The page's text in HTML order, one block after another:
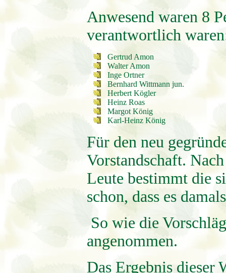
Anwesend waren 8
verantwortlich
Gertrud Amon
Walter Amon
Inge Ortner
Bernhard Wittmann jun.
Herbert Kögler
Heinz Roas
Margot König
Karl-Heinz König
Für den neu
Vorstandschaft.
Leute bestimmt die
schon, dass es
So wie die
angenommen.
Das Ergebnis dieser